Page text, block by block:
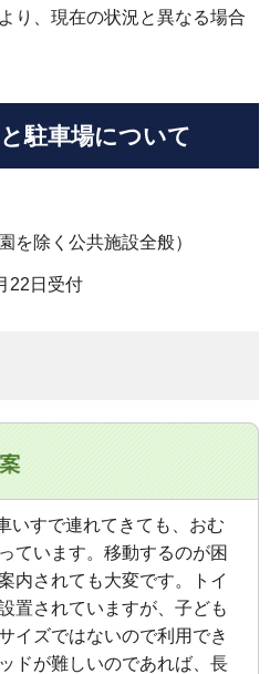
り、現在の状況と異なる場合
駐車場について
を除く公共施設全般）
22日受付
いすで連れてきても、おむ
ています。移動するのが困
内されても大変です。トイ
置されていますが、子ども
イズではないので利用でき
ドが難しいのであれば、長